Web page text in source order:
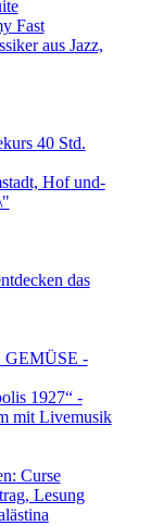
Fast
aus Jazz,
40 Std.
Hof und-
das
GEMÜSE -
1927“ -
mit Livemusik
Curse
Lesung